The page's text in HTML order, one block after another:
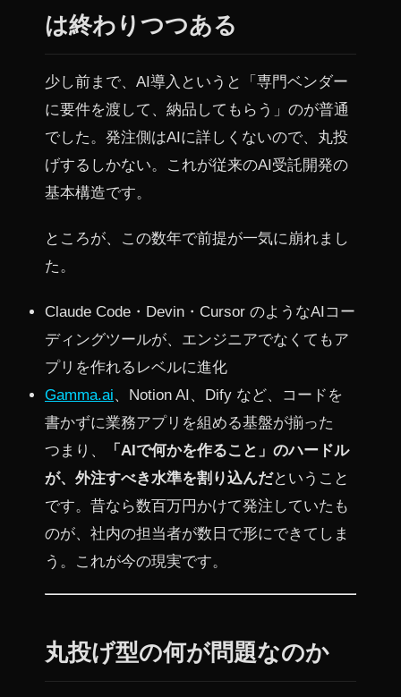
は終わりつつある
少し前まで、AI導入というと「専門ベンダー
に要件を渡して、納品してもらう」のが普通
でした。発注側はAIに詳しくないので、丸投
げするしかない。これが従来のAI受託開発の
基本構造です。
ところが、この数年で前提が一気に崩れまし
た。
Claude Code・Devin・Cursor のようなAIコー
ディングツールが、エンジニアでなくてもア
プリを作れるレベルに進化
Gamma.ai、Notion AI、Dify など、コードを
書かずに業務アプリを組める基盤が揃った
つまり、
「AIで何かを作ること」のハードル
が、外注すべき水準を割り込んだということ
です。昔なら数百万円かけて発注していたも
のが、社内の担当者が数日で形にできてしま
う。これが今の現実です。
丸投げ型の何が問題なのか